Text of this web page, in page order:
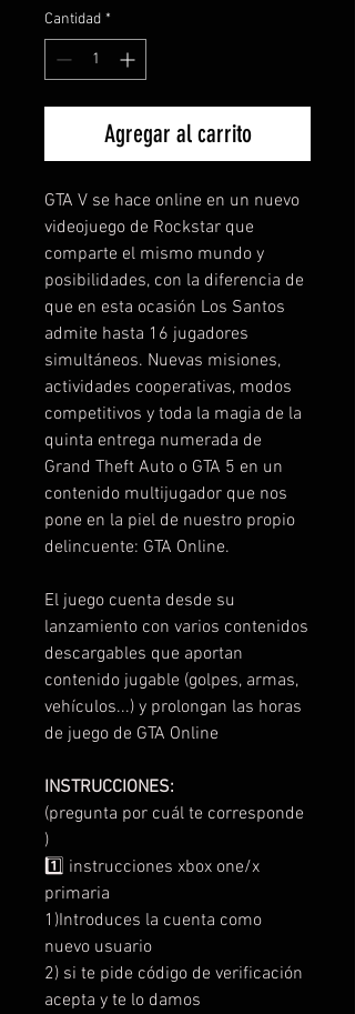
Cantidad *
Agregar al carrito
GTA V se hace online en un nuevo
videojuego de Rockstar que
comparte el mismo mundo y
posibilidades, con la diferencia de
que en esta ocasión Los Santos
admite hasta 16 jugadores
simultáneos. Nuevas misiones,
actividades cooperativas, modos
competitivos y toda la magia de la
quinta entrega numerada de
Grand Theft Auto o GTA 5 en un
contenido multijugador que nos
pone en la piel de nuestro propio
delincuente: GTA Online.
El juego cuenta desde su
lanzamiento con varios contenidos
descargables que aportan
contenido jugable (golpes, armas,
vehículos...) y prolongan las horas
de juego de GTA Online
INSTRUCCIONES:
(pregunta por cuál te corresponde
)
1️⃣ instrucciones xbox one/x
primaria
1)Introduces la cuenta como
nuevo usuario
2) si te pide código de verificación
acepta y te lo damos